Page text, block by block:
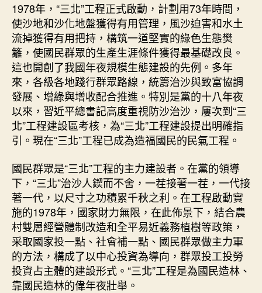
1978年，“三北”工程正式啟動，計劃用73年時間，
使沙地和沙化地盤獲得有用管理，風沙迫害和水土
流掉獲得有用把持，構筑一道堅實的綠色生態樊
籬，使國民群眾的生產生涯條件獲得最基礎改良。
這也開創了我國年夜規模生態建設的先例。多年
來，各級各地踐行群眾路線，統籌治沙與致富協調
發展、增綠與增收配合推進。特別是黨的十八年夜
以來，習近平總書記高度重視防沙治沙，屢次到“三
北”工程建設區考核，為“三北”工程建設提出明確指
引。現在“三北”工程已成為造福國民的民氣工程。
國民群眾是“三北”工程的主力建設者。在黨的領導
下，“三北”治沙人鍥而不舍，一茬接著一茬，一代接
著一代，以尺寸之功積累千秋之利。在工程啟動實
施的1978年，國家財力無限，在此佈景下，結合農
村雙層經營體制改造和全平易近義務植樹等政策，
采取國家投一點、社會補一點、國民群眾做主力軍
的方法，構成了以中心投資為導向，群眾投工投勞
投資占主體的建設形式。“三北”工程是為國民造林、
靠國民造林的偉年夜壯舉。